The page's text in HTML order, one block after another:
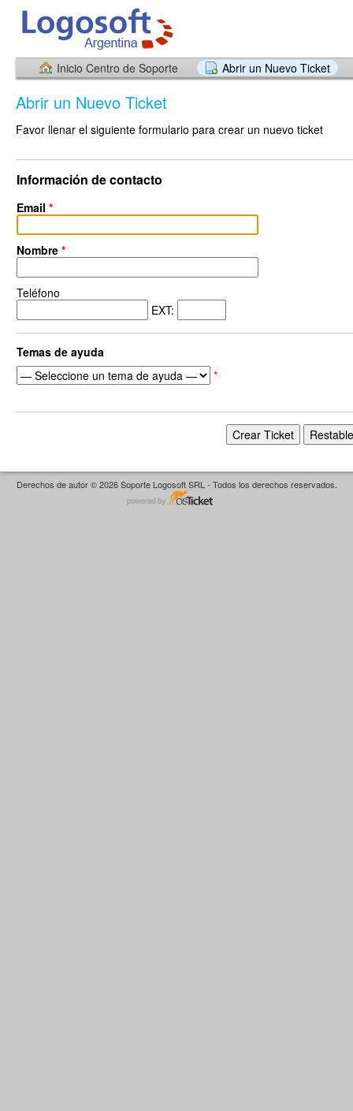
Inicio Centro de Soporte Abrir un Nuevo Ticket
Abrir un Nuevo Ticket
Favor llenar el siguiente formulario para crear un nuevo ticket
Información de contacto
Email *
Nombre *
Teléfono
EXT:
Temas de ayuda
*
Derechos de autor © 2026 Soporte Logosoft SRL - Todos los derechos reservados.